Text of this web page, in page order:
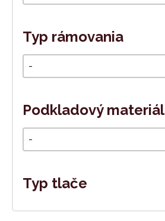
Typ rámovania
Podkladový materiál
Typ tlače